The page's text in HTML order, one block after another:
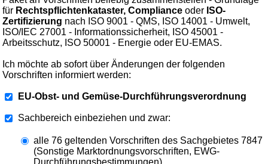
für Rechtspflichtenkataster, Compliance oder ISO-
Zertifizierung nach ISO 9001 - QMS, ISO 14001 - Umwelt,
ISO/IEC 27001 - Informationssicherheit, ISO 45001 -
Arbeitsschutz, ISO 50001 - Energie oder EU-EMAS.
Ich möchte ab sofort über Änderungen der folgenden
Vorschriften informiert werden:
EU-Obst- und Gemüse-Durchführungsverordnung
Sachbereich einbeziehen und zwar:
alle 76 geltenden Vorschriften des Sachgebietes 7847
(Sonstige Marktordnungsvorschriften, EWG-
Durchführungsbestimmungen)